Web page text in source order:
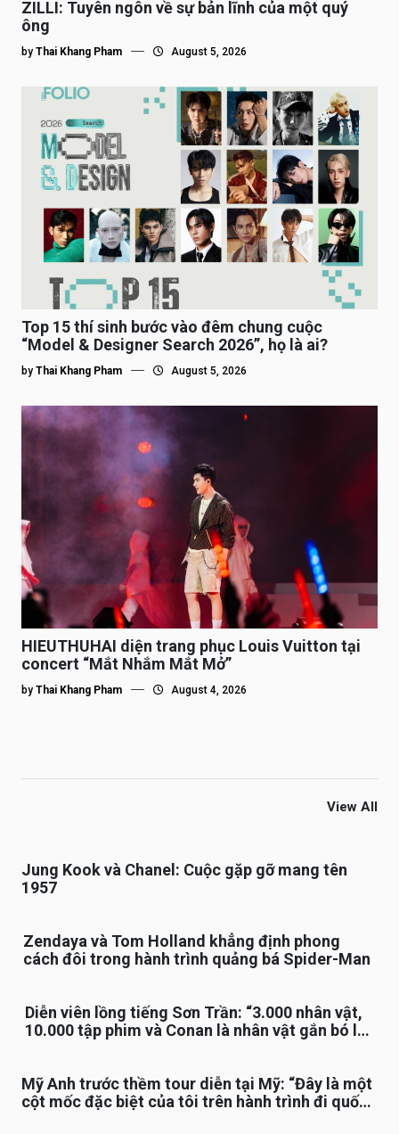
ZILLI: Tuyên ngôn về sự bản lĩnh của một quý
ông
by Thai Khang Pham August 5, 2026
Top 15 thí sinh bước vào đêm chung cuộc
“Model & Designer Search 2026”, họ là ai?
by Thai Khang Pham August 5, 2026
HIEUTHUHAI diện trang phục Louis Vuitton tại
concert “Mắt Nhắm Mắt Mở”
by Thai Khang Pham August 4, 2026
View All
Jung Kook và Chanel: Cuộc gặp gỡ mang tên
1957
Zendaya và Tom Holland khẳng định phong
cách đôi trong hành trình quảng bá Spider-Man
Diễn viên lồng tiếng Sơn Trần: “3.000 nhân vật,
10.000 tập phim và Conan là nhân vật gắn bó lâu
Mỹ Anh trước thềm tour diễn tại Mỹ: “Đây là một
cột mốc đặc biệt của tôi trên hành trình đi quốc